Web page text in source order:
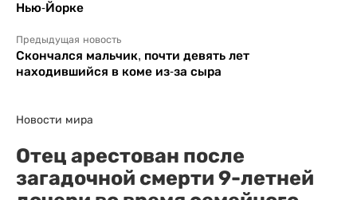
Нью-Йорке
Предыдущая новость
Скончался мальчик, почти девять лет
находившийся в коме из-за сыра
Новости мира
Отец арестован после
загадочной смерти 9-летней